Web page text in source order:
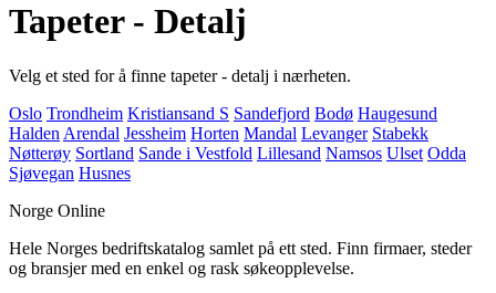
Tapeter - Detalj
Velg et sted for å finne tapeter - detalj i nærheten.
Oslo Trondheim Kristiansand S Sandefjord Bodø Haugesund
Halden Arendal Jessheim Horten Mandal Levanger Stabekk
Nøtterøy Sortland Sande i Vestfold Lillesand Namsos Ulset Odda
Sjøvegan Husnes
Norge Online
Hele Norges bedriftskatalog samlet på ett sted. Finn firmaer, steder
og bransjer med en enkel og rask søkeopplevelse.